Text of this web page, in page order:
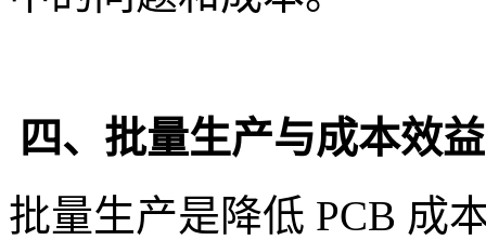
四、批量生产与成本效益
批量生产是降低 PCB 成